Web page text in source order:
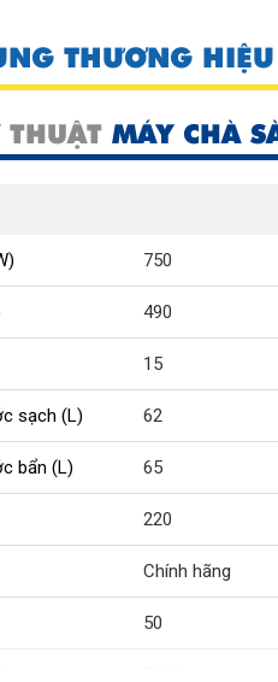
THƯƠNG HIỆU
MÁY CHÀ
750
490
15
sạch (L) 62
bẩn (L) 65
220
Chính hãng
50